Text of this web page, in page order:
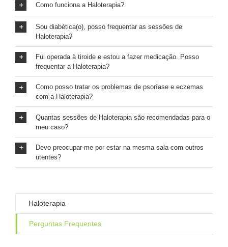
Como funciona a Haloterapia?
Sou diabética(o), posso frequentar as sessões de
Haloterapia?
Fui operada à tiroide e estou a fazer medicação. Posso
frequentar a Haloterapia?
Como posso tratar os problemas de psoríase e eczemas
com a Haloterapia?
Quantas sessões de Haloterapia são recomendadas para o
meu caso?
Devo preocupar-me por estar na mesma sala com outros
utentes?
Haloterapia
Perguntas Frequentes